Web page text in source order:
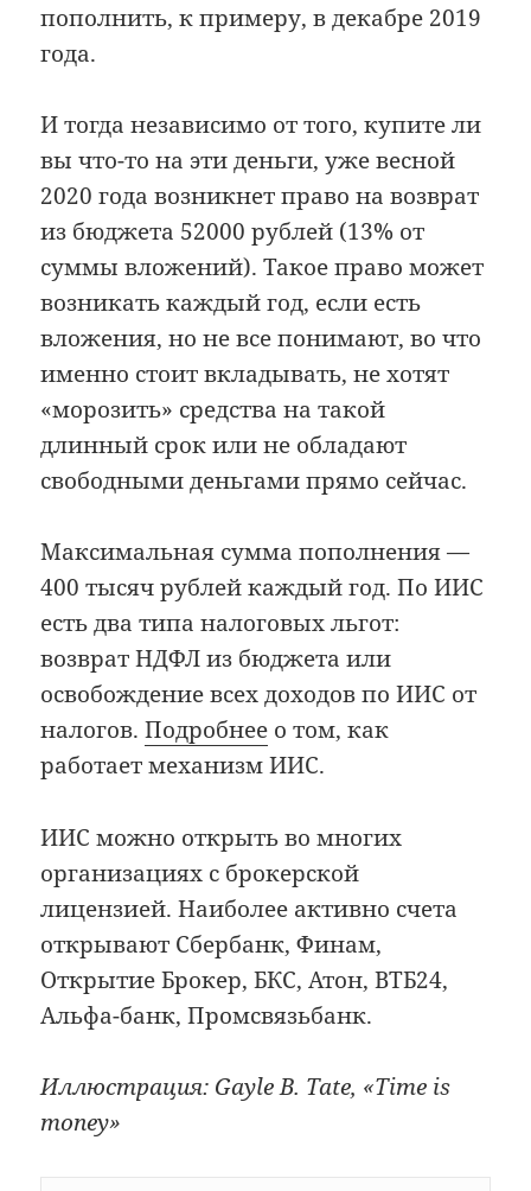
пополнить, к примеру, в декабре 2019
года.
И тогда независимо от того, купите ли
вы что-то на эти деньги, уже весной
2020 года возникнет право на возврат
из бюджета 52000 рублей (13% от
суммы вложений). Такое право может
возникать каждый год, если есть
вложения, но не все понимают, во что
именно стоит вкладывать, не хотят
«морозить» средства на такой
длинный срок или не обладают
свободными деньгами прямо сейчас.
Максимальная сумма пополнения —
400 тысяч рублей каждый год. По ИИС
есть два типа налоговых льгот:
возврат НДФЛ из бюджета или
освобождение всех доходов по ИИС от
налогов.Подробнее о том, как
работает механизм ИИС.
ИИС можно открыть во многих
организациях с брокерской
лицензией. Наиболее активно счета
открывают Сбербанк, Финам,
Открытие Брокер, БКС, Атон, ВТБ24,
Альфа-банк, Промсвязьбанк.
Иллюстрация: Gayle B. Tate, «Time is
money»